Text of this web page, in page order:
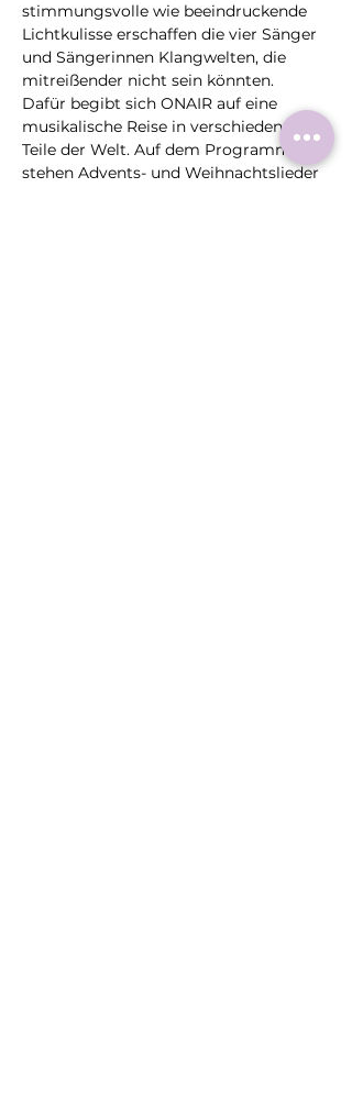
stimmungsvolle wie beeindruckende
Lichtkulisse erschaffen die vier Sänger
und Sängerinnen Klangwelten, die
mitreißender nicht sein könnten.
Dafür begibt sich ONAIR auf eine
musikalische Reise in verschiedene
Teile der Welt. Auf dem Programm
stehen Advents- und Weihnachtslieder